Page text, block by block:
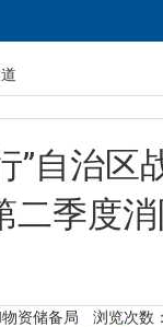
”自治区
二季度
资储备局
浏览次数